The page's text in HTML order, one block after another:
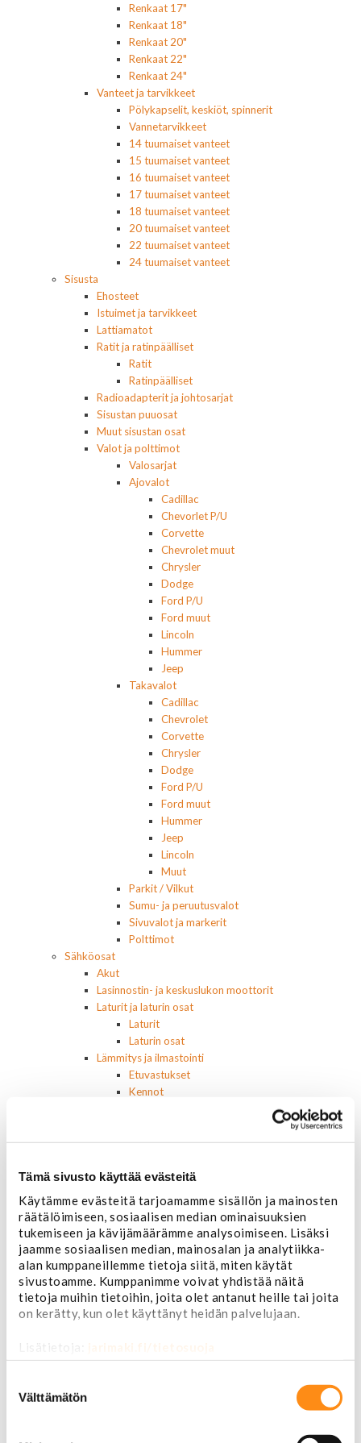
Tämä sivusto käyttää evästeitä
Käytämme evästeitä tarjoamamme sisällön ja mainosten
räätälöimiseen, sosiaalisen median ominaisuuksien
tukemiseen ja kävijämäärämme analysoimiseen. Lisäksi
jaamme sosiaalisen median, mainosalan ja analytiikka-
alan kumppaneillemme tietoja siitä, miten käytät
sivustoamme. Kumppanimme voivat yhdistää näitä
tietoja muihin tietoihin, joita olet antanut heille tai joita
on kerätty, kun olet käyttänyt heidän palvelujaan.
Lisätietoja: jarimaki.fi/tietosuoja
valinta
Välttämätön
Renkaat 17"
Renkaat 18"
Renkaat 20"
Renkaat 22"
Renkaat 24"
Vanteet ja tarvikkeet
Pölykapselit, keskiöt, spinnerit
Vannetarvikkeet
14 tuumaiset vanteet
15 tuumaiset vanteet
16 tuumaiset vanteet
17 tuumaiset vanteet
18 tuumaiset vanteet
20 tuumaiset vanteet
22 tuumaiset vanteet
24 tuumaiset vanteet
Sisusta
Ehosteet
Istuimet ja tarvikkeet
Lattiamatot
Ratit ja ratinpäälliset
Ratit
Ratinpäälliset
Radioadapterit ja johtosarjat
Sisustan puuosat
Muut sisustan osat
Valot ja polttimot
Valosarjat
Ajovalot
Cadillac
Chevorlet P/U
Corvette
Chevrolet muut
Chrysler
Dodge
Ford P/U
Ford muut
Lincoln
Hummer
Jeep
Takavalot
Cadillac
Chevrolet
Corvette
Chrysler
Dodge
Ford P/U
Ford muut
Hummer
Jeep
Lincoln
Muut
Parkit / Vilkut
Sumu- ja peruutusvalot
Sivuvalot ja markerit
Polttimot
Sähköosat
Akut
Lasinnostin- ja keskuslukon moottorit
Laturit ja laturin osat
Laturit
Laturin osat
Lämmitys ja ilmastointi
Etuvastukset
Kennot
Moottorit
Muut
Startit ja startin osat
Starttimoottorit
Starttimoottorin osat
Sytytysosat
Sähköosat
Ajovalokytkimet
Jarruvalokytkimet
Lasinnostimen kytkimet
Lämmityslaitteen osat